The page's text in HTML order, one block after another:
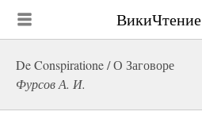
ВикиЧтение
De Conspiratione / О Заговоре
Фурсов А. И.